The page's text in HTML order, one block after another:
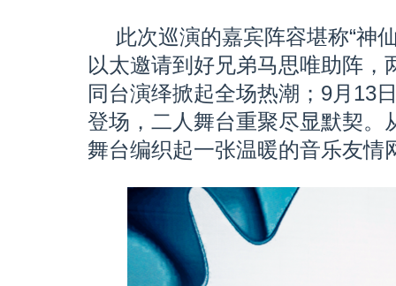
此次巡演的嘉宾阵容堪称“神
以太邀请到好兄弟马思唯助阵
同台演绎掀起全场热潮；9月13
登场，二人舞台重聚尽显默契。
舞台编织起一张温暖的音乐友情